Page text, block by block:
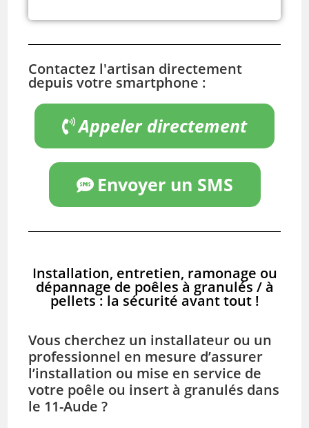
Contactez l'artisan directement
depuis votre smartphone :
Appeler directement
Envoyer un SMS
Installation, entretien, ramonage ou
dépannage de poêles à granulés / à
pellets : la sécurité avant tout !
Vous cherchez un installateur ou un
professionnel en mesure d’assurer
l’installation ou mise en service de
votre poêle ou insert à granulés dans
le 11-Aude ?